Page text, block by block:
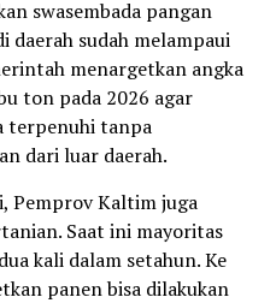
swasembada pangan
daerah sudah melampaui
menargetkan angka
ton pada 2026 agar
terpenuhi tanpa
dari luar daerah.
Pemprov Kaltim juga
Saat ini mayoritas
kali dalam setahun. Ke
panen bisa dilakukan